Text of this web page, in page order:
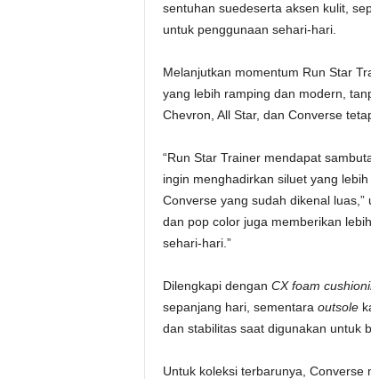
sentuhan suedeserta aksen kulit,
untuk penggunaan sehari-hari.
Melanjutkan momentum Run Star
yang lebih ramping dan modern,
Chevron, All Star, dan Converse
“Run Star Trainer mendapat
ingin menghadirkan siluet yang
Converse yang sudah dikenal
dan pop color juga memberikan
sehari-hari.”
Dilengkapi dengan CX foam
sepanjang hari, sementara outsole
dan stabilitas saat digunakan untuk
Untuk koleksi terbarunya,